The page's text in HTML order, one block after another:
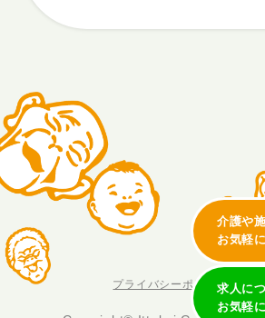
介護や
お気軽
求人に
お気軽
プライバシーポリシー 情